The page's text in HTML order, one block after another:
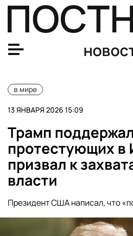
в мире
13 ЯНВАРЯ 2026 15:09
Трамп поддержал
протестующих в
призвал к
власти
Президент США написал, что
Прокуроры в Южной Корее